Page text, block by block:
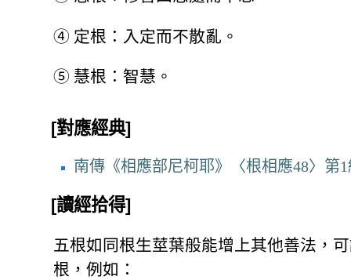
④ 定根：入定而不散亂。
⑤ 慧根：智慧。
[對應經典]
南傳《相應部尼柯耶》〈根相應48〉第
[讀經拾得]
五根如同根生莖葉般能增上其他善法，
根，例如：